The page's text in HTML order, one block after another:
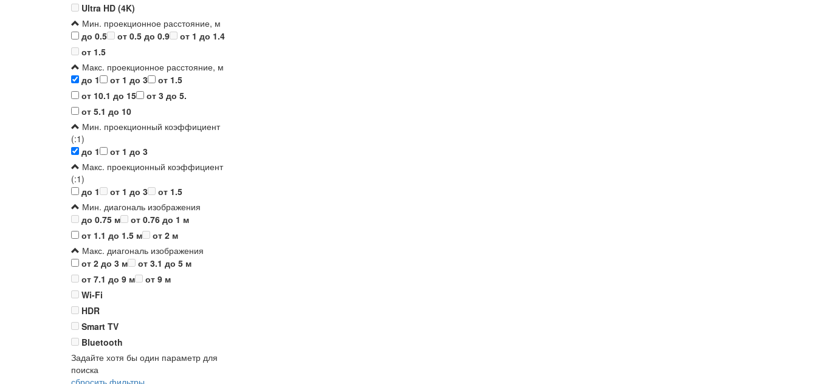
Ultra HD (4K)
Мин. проекционное расстояние, м
до 0.5
от 0.5 до 0.9
от 1 до 1.4
от 1.5
Макс. проекционное расстояние, м
до 1
от 1 до 3
от 1.5
от 10.1 до 15
от 3 до 5.
от 5.1 до 10
Мин. проекционный коэффициент
(:1)
до 1
от 1 до 3
Макс. проекционный коэффициент
(:1)
до 1
от 1 до 3
от 1.5
Мин. диагональ изображения
до 0.75 м
от 0.76 до 1 м
от 1.1 до 1.5 м
от 2 м
Макс. диагональ изображения
от 2 до 3 м
от 3.1 до 5 м
от 7.1 до 9 м
от 9 м
Wi-Fi
HDR
Smart TV
Bluetooth
Задайте хотя бы один параметр для
поиска